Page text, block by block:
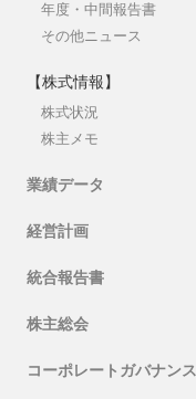
年度・中間報告書
その他ニュース
【株式情報】
株式状況
株主メモ
業績データ
経営計画
統合報告書
株主総会
コーポレートガバナンス